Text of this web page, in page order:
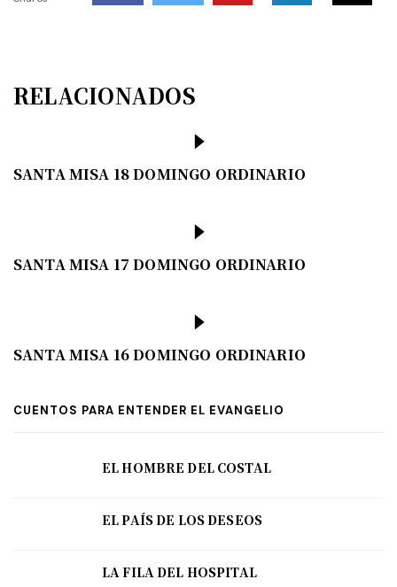
RELACIONADOS
SANTA MISA 18 DOMINGO ORDINARIO
SANTA MISA 17 DOMINGO ORDINARIO
SANTA MISA 16 DOMINGO ORDINARIO
CUENTOS PARA ENTENDER EL EVANGELIO
EL HOMBRE DEL COSTAL
EL PAÍS DE LOS DESEOS
LA FILA DEL HOSPITAL